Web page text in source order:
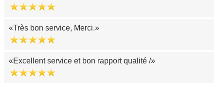
Très bon service, Merci.
Excellent service et bon rapport qualité /